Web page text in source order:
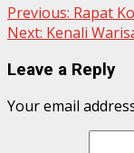
Continue
Reading
Previous: Rapat
Next: Kenali
Leave a Reply
Your email